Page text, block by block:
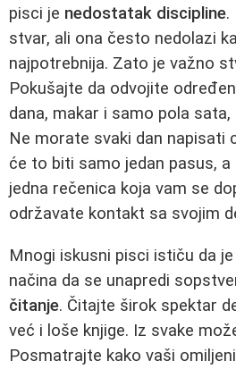
pisci je nedostatak discipline.
stvar, ali ona često nedolazi
najpotrebnija. Zato je važno
Pokušajte da odvojite
dana, makar i samo pola
Ne morate svaki dan napisati
će to biti samo jedan pasus,
jedna rečenica koja vam se
održavate kontakt sa svojim
Mnogi iskusni pisci ističu da
načina da se unapredi
čitanje. Čitajte širok spektar
već i loše knjige. Iz svake
Posmatrajte kako vaši